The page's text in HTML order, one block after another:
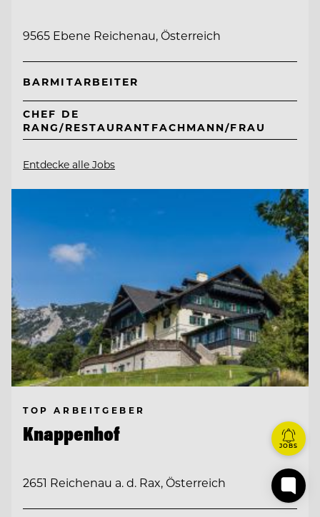
9565 Ebene Reichenau, Österreich
BARMITARBEITER
CHEF DE
RANG/RESTAURANTFACHMANN/FRAU
Entdecke alle Jobs
TOP ARBEITGEBER
Knappenhof
2651 Reichenau a. d. Rax, Österreich
JOBS